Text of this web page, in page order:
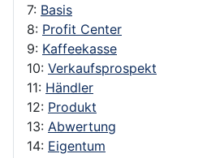
7: Basis
8: Profit Center
9: Kaffeekasse
10: Verkaufsprospekt
11: Händler
12: Produkt
13: Abwertung
14: Eigentum